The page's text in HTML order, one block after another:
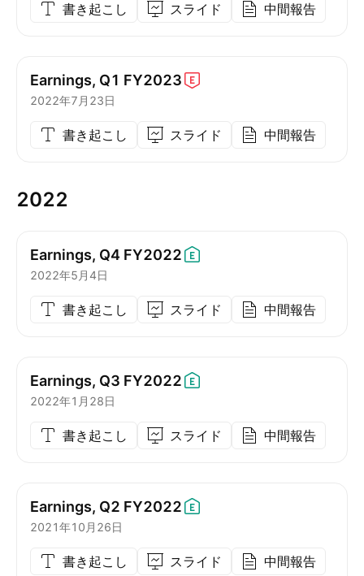
書き起こし スライド 中間報告
Earnings, Q1 FY2023
2022年7月23日
書き起こし スライド 中間報告
2022
Earnings, Q4 FY2022
2022年5月4日
書き起こし スライド 中間報告
Earnings, Q3 FY2022
2022年1月28日
書き起こし スライド 中間報告
Earnings, Q2 FY2022
2021年10月26日
書き起こし スライド 中間報告